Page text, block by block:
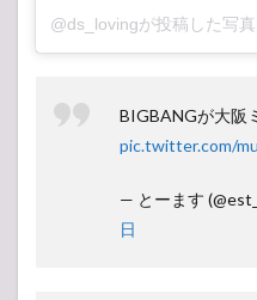
@ds_lovingが投稿した写
BIGBANGが大阪
pic.twitter.com/
— とーます
日